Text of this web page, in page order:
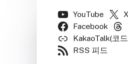
YouTube X
Facebook
KakaoTalk(코
RSS 피드